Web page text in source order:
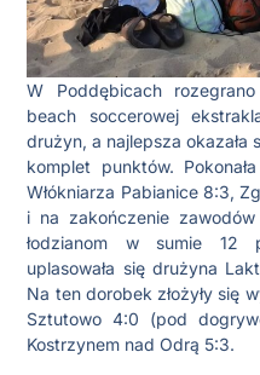
W Poddębicach
beach soccerowej
drużyn, a najlepsza okazała
komplet punktów.
Włókniarza Pabianice 8:3,
i na zakończenie
łodzianom w sumie 12
uplasowała się drużyna
Na ten dorobek złożyły się
Sztutowo 4:0 (pod
Kostrzynem nad Odrą 5:3.